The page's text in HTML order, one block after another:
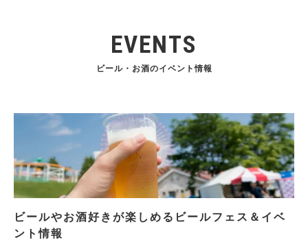
EVENTS
ビール・お酒のイベント情報
ビールやお酒好きが楽しめるビールフェス＆イベ
ント情報